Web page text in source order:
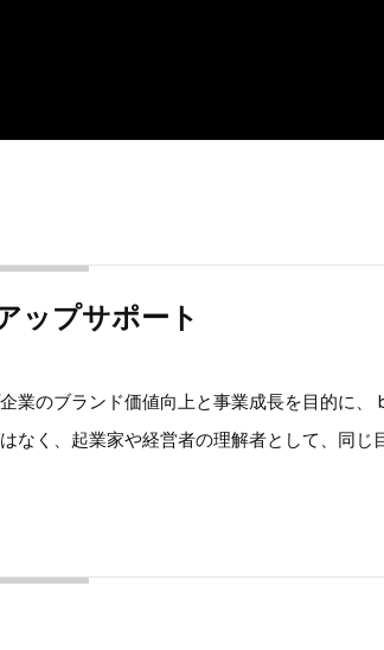
ップサポート
業のブランド価値向上と事業成長を目的に
なく、起業家や経営者の理解者として、同じ